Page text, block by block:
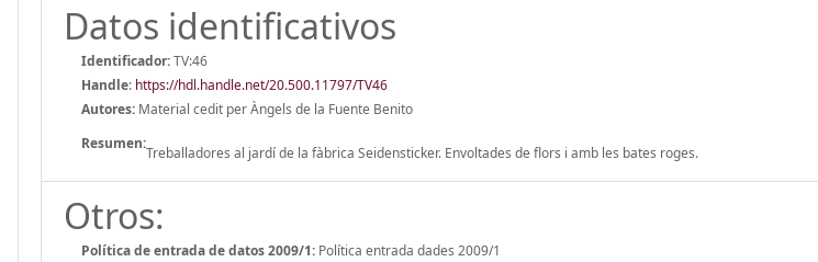
Datos identificativos
Identificador:TV:46
Handle: https://hdl.handle.net/20.500.11797/TV46
Autores: Material cedit per Àngels de la Fuente Benito
Resumen:
Treballadores al jardí de la fàbrica Seidensticker. Envoltades de flors i amb les bates roges.
Otros:
Política de entrada de datos 2009/1: Política entrada dades 2009/1